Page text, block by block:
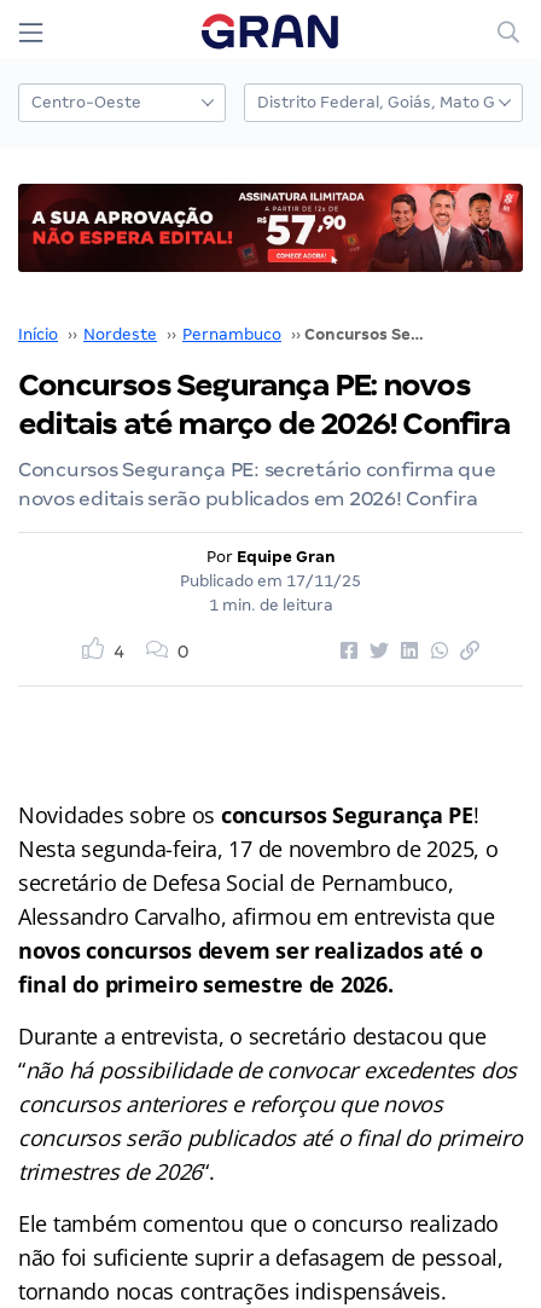
Início ›› Nordeste ›› Pernambuco ›› Concursos Segurança PE: novos editais até março de 2026! Confira
Concursos Segurança PE: novos
editais até março de 2026! Confira
Concursos Segurança PE: secretário confirma que
novos editais serão publicados em 2026! Confira
Por Equipe Gran
Publicado em 17/11/25
1 min. de leitura
4 0
Novidades sobre os concursos Segurança PE!
Nesta segunda-feira, 17 de novembro de 2025, o
secretário de Defesa Social de Pernambuco,
Alessandro Carvalho, afirmou em entrevista que
novos concursos devem ser realizados até o
final do primeiro semestre de 2026.
Durante a entrevista, o secretário destacou que
“não há possibilidade de convocar excedentes dos
concursos anteriores e reforçou que novos
concursos serão publicados até o final do primeiro
trimestres de 2026“.
Ele também comentou que o concurso realizado
não foi suficiente suprir a defasagem de pessoal,
tornando nocas contrações indispensáveis.